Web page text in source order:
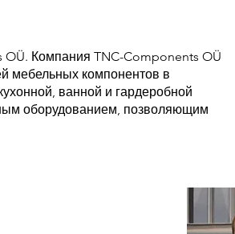
OÜ. Компания TNC-Components OÜ
мебельных компонентов в
ванной и гардеробной
оборудованием, позволяющим